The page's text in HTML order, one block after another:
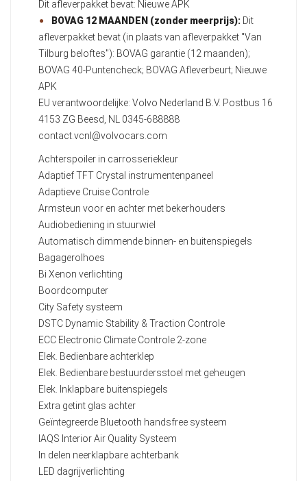
Dit afleverpakket bevat: Nieuwe APK
BOVAG 12 MAANDEN (zonder meerprijs): Dit
afleverpakket bevat (in plaats van afleverpakket "Van
Tilburg beloftes"): BOVAG garantie (12 maanden);
BOVAG 40-Puntencheck; BOVAG Afleverbeurt; Nieuwe
APK
EU verantwoordelijke: Volvo Nederland B.V. Postbus 16
4153 ZG Beesd, NL 0345-688888
contact.vcnl@volvocars.com
Achterspoiler in carrosseriekleur
Adaptief TFT Crystal instrumentenpaneel
Adaptieve Cruise Controle
Armsteun voor en achter met bekerhouders
Audiobediening in stuurwiel
Automatisch dimmende binnen- en buitenspiegels
Bagagerolhoes
Bi Xenon verlichting
Boordcomputer
City Safety systeem
DSTC Dynamic Stability & Traction Controle
ECC Electronic Climate Controle 2-zone
Elek. Bedienbare achterklep
Elek. Bedienbare bestuurdersstoel met geheugen
Elek. Inklapbare buitenspiegels
Extra getint glas achter
Geïntegreerde Bluetooth handsfree systeem
IAQS Interior Air Quality Systeem
In delen neerklapbare achterbank
LED dagrijverlichting